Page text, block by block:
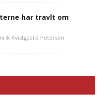
har travlt om
Kvistgaard Petersen